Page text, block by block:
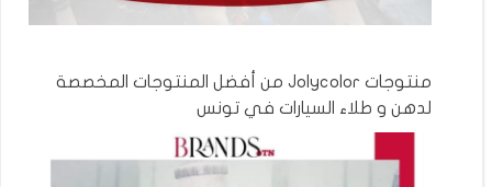
منتوجات Jolycolor من أفضل المنتوجات المخصصة
لدهن و طلاء السيارات في تونس